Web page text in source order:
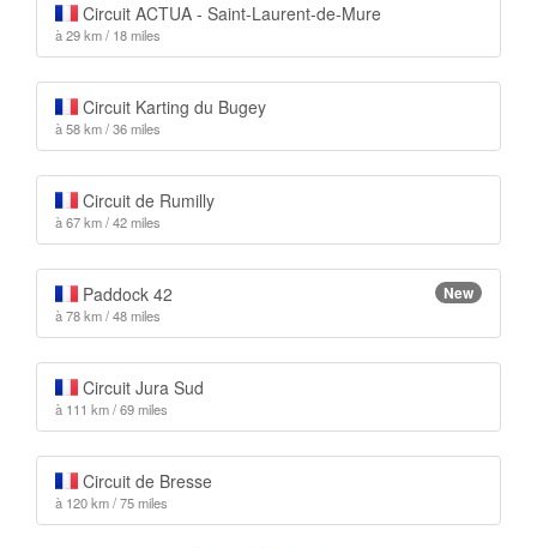
Circuit ACTUA - Saint-Laurent-de-Mure
à 29 km / 18 miles
Circuit Karting du Bugey
à 58 km / 36 miles
Circuit de Rumilly
à 67 km / 42 miles
Paddock 42 New
à 78 km / 48 miles
Circuit Jura Sud
à 111 km / 69 miles
Circuit de Bresse
à 120 km / 75 miles